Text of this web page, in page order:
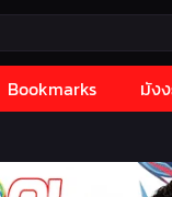
Bookmarks มังง